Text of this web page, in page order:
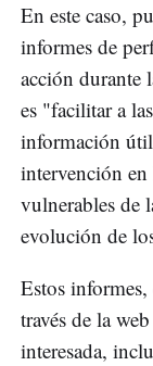
En este caso,
informes de
acción durante
es "facilitar a las
información útil
intervención en
vulnerables de
evolución de
Estos informes,
través de la
interesada,